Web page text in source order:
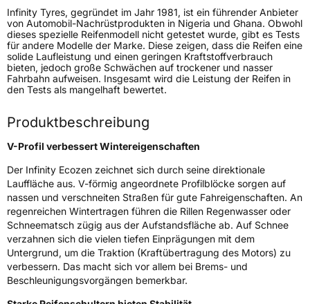
Gewicht (in kg)
9,67 kg
Generelle Merkmale
FahrzeugtypPKW
VerwendungWinterreifen
FahrzeugartPKW & SUV
Weitere Eigenschaften
SchlauchtypTL
ZustandNeureifen
M+SJa
VerstärktXL
Infinity Tyres, gegründet im Jahr 1981, ist ein führender Anbieter
von Automobil-Nachrüstprodukten in Nigeria und Ghana. Obwohl
dieses spezielle Reifenmodell nicht getestet wurde, gibt es Tests
für andere Modelle der Marke. Diese zeigen, dass die Reifen eine
solide Laufleistung und einen geringen Kraftstoffverbrauch
bieten, jedoch große Schwächen auf trockener und nasser
Fahrbahn aufweisen. Insgesamt wird die Leistung der Reifen in
den Tests als mangelhaft bewertet.
Produktbeschreibung
V-Profil verbessert Wintereigenschaften
Der Infinity Ecozen zeichnet sich durch seine direktionale
Lauffläche aus. V-förmig angeordnete Profilblöcke sorgen auf
nassen und verschneiten Straßen für gute Fahreigenschaften. An
regenreichen Wintertragen führen die Rillen Regenwasser oder
Schneematsch zügig aus der Aufstandsfläche ab. Auf Schnee
verzahnen sich die vielen tiefen Einprägungen mit dem
Untergrund, um die Traktion (Kraftübertragung des Motors) zu
verbessern. Das macht sich vor allem bei Brems- und
Beschleunigungsvorgängen bemerkbar.